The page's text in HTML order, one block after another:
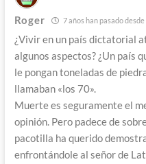
Roger 7 años han pasado
¿Vivir en un país dictatorial
algunos aspectos? ¿Un país
le pongan toneladas de
llamaban «los 70».
Muerte es seguramente el
opinión. Pero padece de
pacotilla ha querido
enfrontándole al señor de